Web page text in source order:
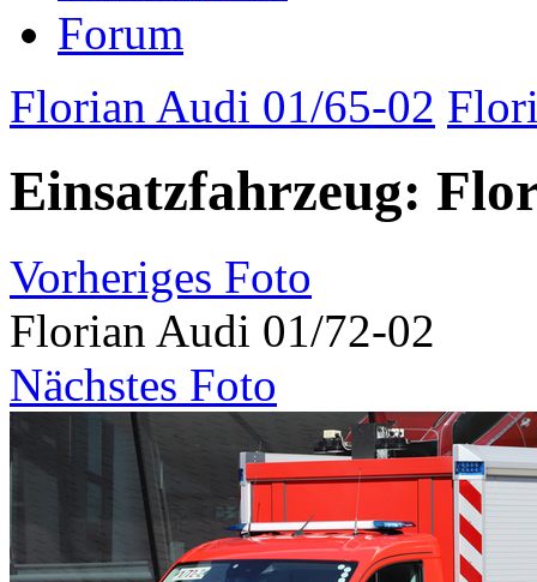
Forum
Florian Audi 01/65-02
Einsatzfahrzeug:
Vorheriges Foto
Florian Audi 01/72-02
Nächstes Foto